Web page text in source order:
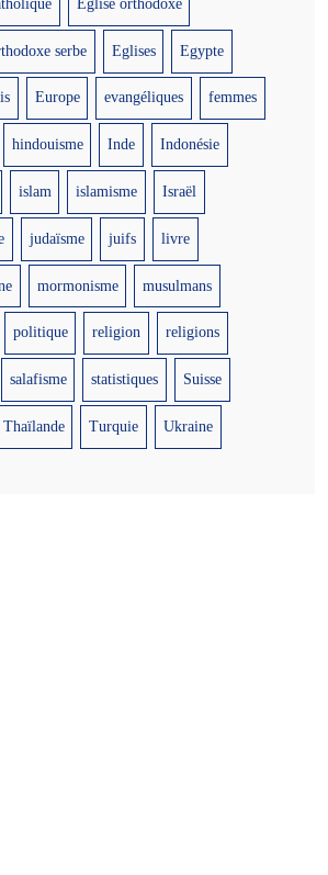
Eglise orthodoxe
serbe Eglises Egypte
Europe evangéliques femmes
hindouisme Inde Indonésie
islam islamisme Israël
judaïsme juifs livre
mormonisme musulmans
politique religion religions
salafisme statistiques Suisse
Thaïlande Turquie Ukraine